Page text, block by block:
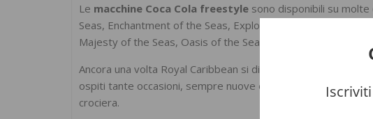
Le macchine Coca Cola freestyle sono disponibili su
Seas, Enchantment of the Seas, Explorer of the Seas,
Majesty of the Seas, Oasis of the Seas, Quantum of the Seas.
Ancora una volta Royal Caribbean si dimostra la più
ospiti tante occasioni, sempre nuove ed entusiasmanti, di
crociera.